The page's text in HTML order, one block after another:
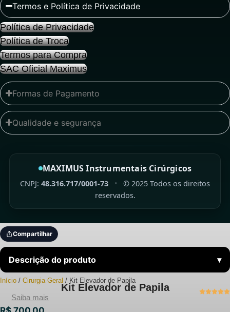
Termos e Política de Privacidade
Política de Privacidade
Política de Troca
Termos para Compra
SAC Oficial Maximus
Formas de Pagamento
Qualidade e segurança
MAXIMUS Instrumentais Cirúrgicos
CNPJ: 48.316.717/0001-73 • © 2025 Todos os direitos
reservados.
Compartilhar
Descrição do produto ▾
Início / Cirurgia Geral / Kit Elevador de Papila
Kit Elevador de Papila
Saiba mais